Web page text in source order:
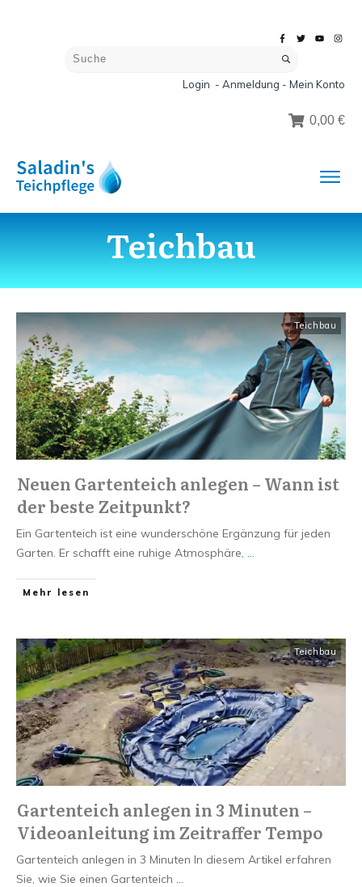
Login - Anmeldung - Mein Konto
0,00 €
Teichbau
Teichbau
Neuen Gartenteich anlegen – Wann ist
der beste Zeitpunkt?
​Ein Gartenteich ist eine wunderschöne Ergänzung für jeden
Garten. Er schafft eine ruhige Atmosphäre, ...
Mehr lesen
Teichbau
Gartenteich anlegen in 3 Minuten –
Videoanleitung im Zeitraffer Tempo
Gartenteich anlegen in 3 Minuten In diesem Artikel erfahren
Sie, wie Sie einen Gartenteich ...